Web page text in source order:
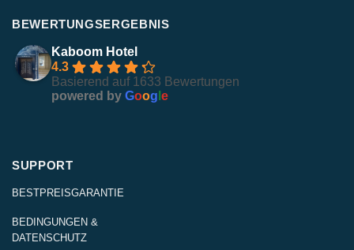
BEWERTUNGSERGEBNIS
Kaboom Hotel
4.3
Basierend auf 1633 Bewertungen
powered by Goog e
SUPPORT
BESTPREISGARANTIE
BEDINGUNGEN &
DATENSCHUTZ